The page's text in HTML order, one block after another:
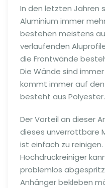
In den letzten Jahren
Aluminium immer
bestehen meistens
verlaufenden
die Frontwände
Die Wände sind
kommt immer auf den
besteht aus Polyester.
Der Vorteil an dieser
dieses unverrottbare
ist einfach zu
Hochdruckreiniger
problemlos
Anhänger bekleben